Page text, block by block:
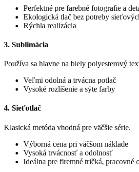
Perfektné pre farebné fotografie a
Ekologická tlač bez potreby
Rýchla realizácia
3. Sublimácia
Používa sa hlavne na biely polyesterový
Veľmi odolná a trvácna potlač
Vysoké rozlíšenie a sýte farby
4. Sieťotlač
Klasická metóda vhodná pre väčšie série.
Výborná cena pri väčšom náklade
Vysoká trvácnosť a odolnosť
Ideálna pre firemné tričká, pracovné